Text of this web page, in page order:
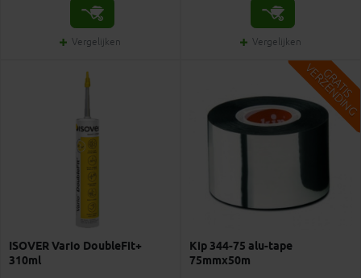
Vergelijken Vergelijken
ISOVER Vario DoubleFit+
310ml
G
R
A
T
I
S
V
E
R
Z
E
N
D
I
N
G
Kip 344-75 alu-tape
75mmx50m